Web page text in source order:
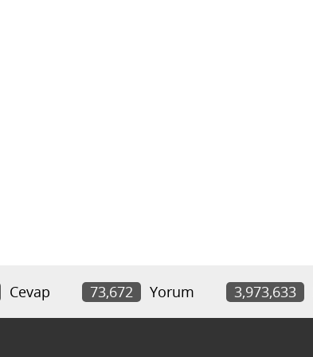
Cevap 73,672 Yorum 3,973,633